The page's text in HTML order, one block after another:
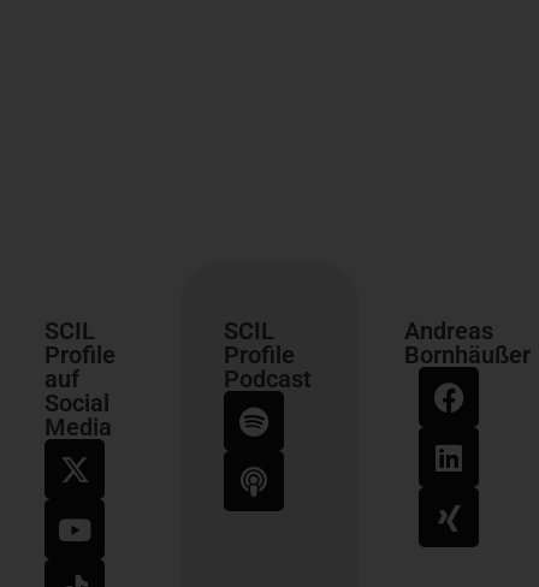
SCIL
Profile
auf
Social
Media
SCIL
Profile
Podcast
Andreas
Bornhäußer